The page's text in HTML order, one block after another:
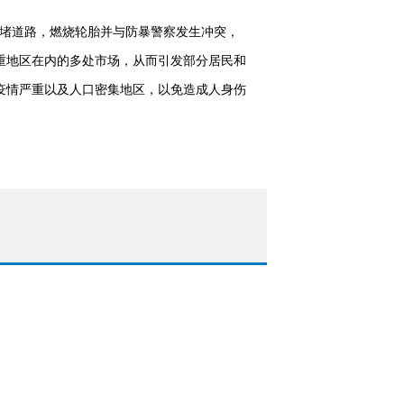
路，燃烧轮胎并与防暴警察发生冲突，
区在内的多处市场，从而引发部分居民和
严重以及人口密集地区，以免造成人身伤